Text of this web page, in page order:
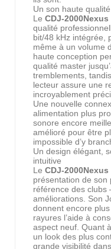
Un son haute
Le CDJ-2000Nexus
qualité
bit/48 kHz intégrée,
même à un volume
haute conception
qualité master
tremblements,
lecteur assure une
incroyablement
Une nouvelle
alimentation plus
sonore encore
amélioré pour être
impossible d’y
Un design élégant,
intuitive
Le CDJ-2000Nexus
présentation de son
référence des clubs
améliorations. Son
donnent encore
rayures l’aide à
aspect neuf. Quant
un look des plus
grande visibilité